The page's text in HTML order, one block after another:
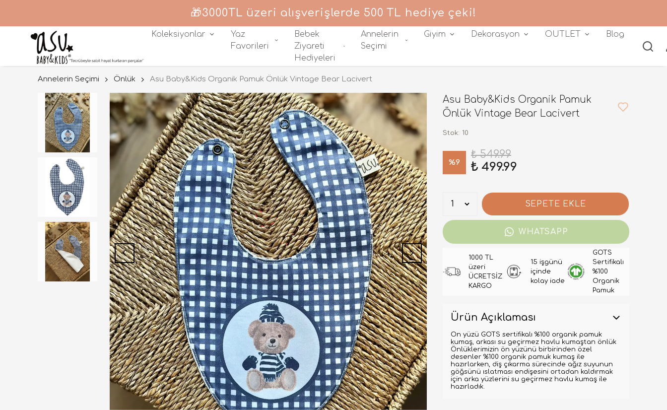
🎁3000TL üzeri alışverişlerde 500 TL hediye çeki!
Koleksiyonlar
Yaz
Favorileri
Bebek
Ziyareti
Hediyeleri
Annelerin
Seçimi
Giyim Dekorasyon OUTLET Blog
Annelerin Seçimi Önlük Asu Baby&Kids Organik Pamuk Önlük Vintage Bear Lacivert
Asu Baby&Kids Organik Pamuk
Önlük Vintage Bear Lacivert
Stok: 10
%9
₺ 549.99
₺ 499.99
SEPETE EKLE
WHATSAPP
1000 TL
üzeri
ÜCRETSİZ
KARGO
15 işgünü
içinde
kolay iade
GOTS
Sertifikalı
%100
Organik
Pamuk
Ürün Açıklaması
Ön yüzü GOTS sertifikalı %100 organik pamuk
kumaş, arkası su geçirmez havlu kumaştan önlük
Önlüklerimizin ön yüzünü birbirinden özel
desenler %100 organik pamuk kumaş ile
hazırlarken, diş çıkarma sürecinde ağız suyunun
göğsünü ıslatması endişesini ortadan kaldırmak
için arka yüzlerini su geçirmez havlu kumaş ile
hazırladık.